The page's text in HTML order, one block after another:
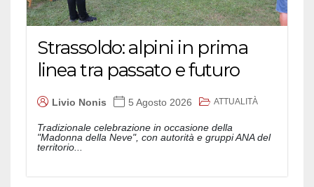
Strassoldo: alpini in prima
linea tra passato e futuro
Livio Nonis 5 Agosto 2026 ATTUALITÀ
Tradizionale celebrazione in occasione della
"Madonna della Neve", con autorità e gruppi ANA del
territorio...